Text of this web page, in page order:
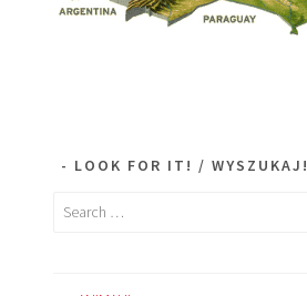
LOOK FOR IT! / WYSZUKAJ!
Search